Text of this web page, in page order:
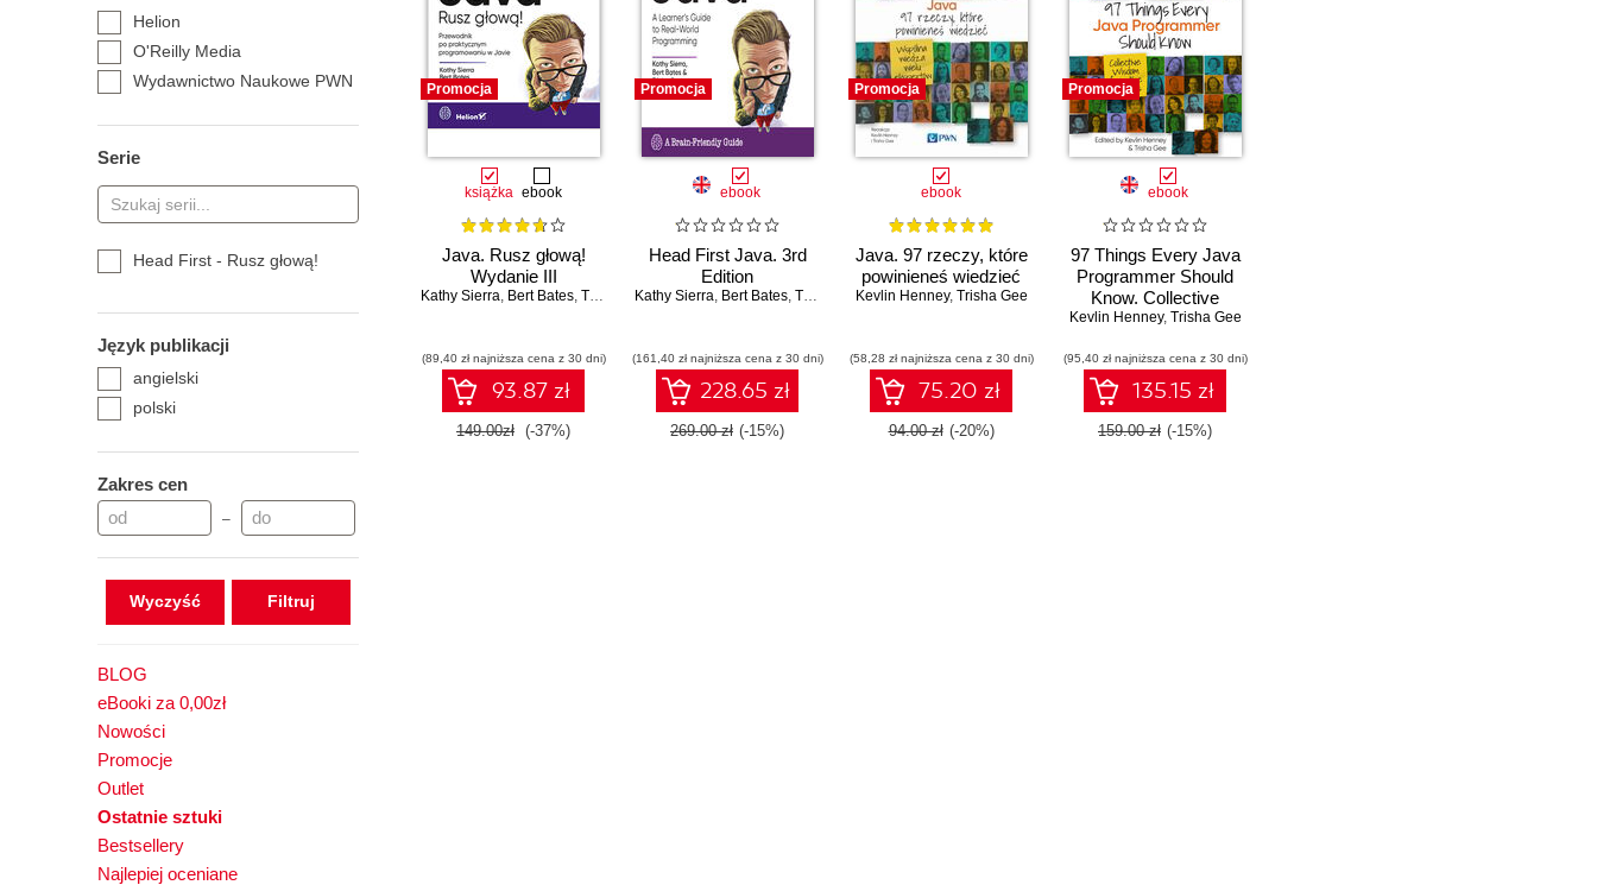
Helion
O'Reilly Media
Wydawnictwo Naukowe PWN
Serie
Head First - Rusz głową!
Język publikacji
angielski
polski
Zakres cen
–
Wyczyść
BLOG
eBooki za 0,00zł
Nowości
Promocje
Outlet
Ostatnie sztuki
Bestsellery
Najlepiej oceniane
Promocja
książka ebook
Java. Rusz głową!
Wydanie III
Kathy Sierra, Bert Bates, Trisha Gee
(89,40 zł najniższa cena z 30 dni)
93.87 zł
149.00zł (-37%)
Promocja
ebook
Head First Java. 3rd
Edition
Kathy Sierra, Bert Bates, Trisha Gee
(161,40 zł najniższa cena z 30 dni)
228.65 zł
269.00 zł (-15%)
Promocja
ebook
Java. 97 rzeczy, które
powinieneś wiedzieć
Kevlin Henney, Trisha Gee
(58,28 zł najniższa cena z 30 dni)
75.20 zł
94.00 zł (-20%)
Promocja
ebook
97 Things Every Java
Programmer Should
Know. Collective
Wisdom from the
Kevlin Henney, Trisha Gee
(95,40 zł najniższa cena z 30 dni)
135.15 zł
159.00 zł (-15%)